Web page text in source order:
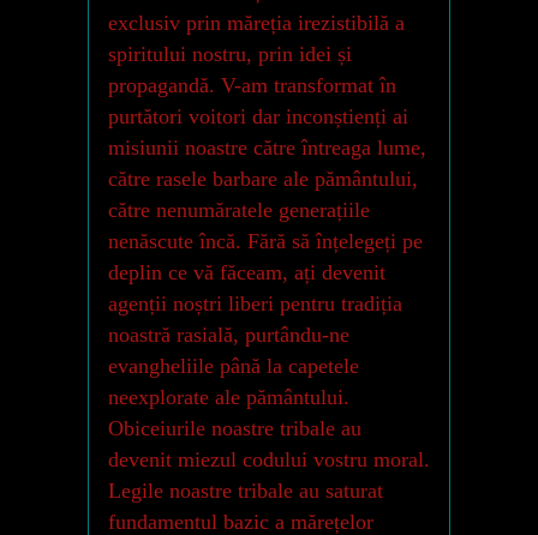
exclusiv prin măreția irezistibilă a
spiritului nostru, prin idei și
propagandă. V-am transformat în
purtători voitori dar inconștienți ai
misiunii noastre către întreaga lume,
către rasele barbare ale pământului,
către nenumăratele generațiile
nenăscute încă. Fără să înțelegeți pe
deplin ce vă făceam, ați devenit
agenții noștri liberi pentru tradiția
noastră rasială, purtându-ne
evangheliile până la capetele
neexplorate ale pământului.
Obiceiurile noastre tribale au
devenit miezul codului vostru moral.
Legile noastre tribale au saturat
fundamentul bazic a mărețelor